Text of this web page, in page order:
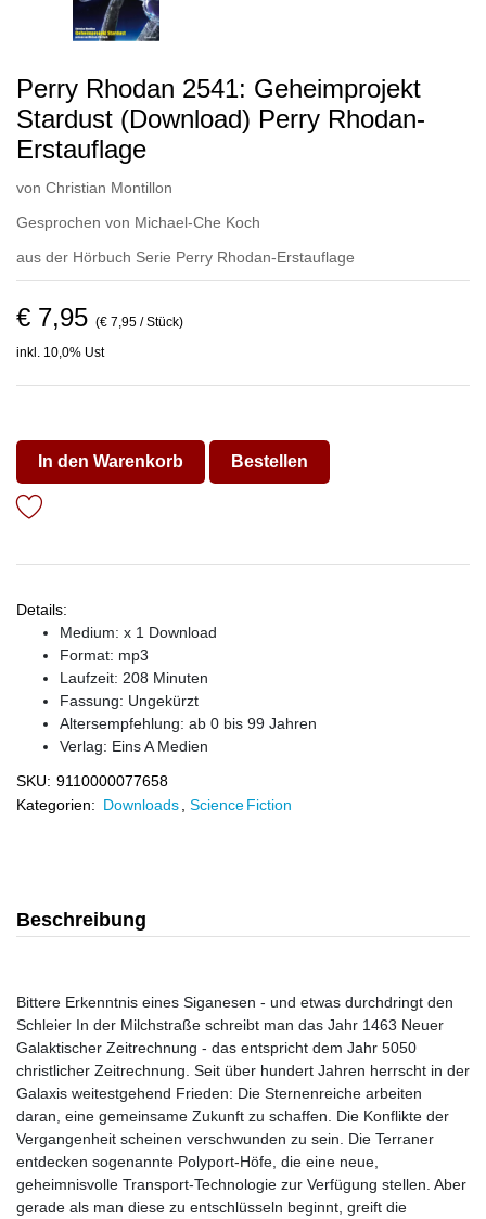
Perry Rhodan 2541: Geheimprojekt
Stardust (Download) Perry Rhodan-
Erstauflage
von Christian Montillon
Gesprochen von Michael-Che Koch
aus der Hörbuch Serie Perry Rhodan-Erstauflage
€ 7,95 (€ 7,95 / Stück)
inkl. 10,0% Ust
In den Warenkorb Bestellen
Details:
Medium: x 1 Download
Format: mp3
Laufzeit: 208 Minuten
Fassung: Ungekürzt
Altersempfehlung: ab 0 bis 99 Jahren
Verlag: Eins A Medien
SKU: 9110000077658
Kategorien: Downloads Science Fiction
Beschreibung
Bittere Erkenntnis eines Siganesen - und etwas durchdringt den
Schleier In der Milchstraße schreibt man das Jahr 1463 Neuer
Galaktischer Zeitrechnung - das entspricht dem Jahr 5050
christlicher Zeitrechnung. Seit über hundert Jahren herrscht in der
Galaxis weitestgehend Frieden: Die Sternenreiche arbeiten
daran, eine gemeinsame Zukunft zu schaffen. Die Konflikte der
Vergangenheit scheinen verschwunden zu sein. Die Terraner
entdecken sogenannte Polyport-Höfe, die eine neue,
geheimnisvolle Transport-Technologie zur Verfügung stellen. Aber
gerade als man diese zu entschlüsseln beginnt, greift die